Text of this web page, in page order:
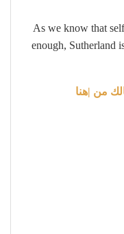
As we know that
enough, Sutherland
من |هنا